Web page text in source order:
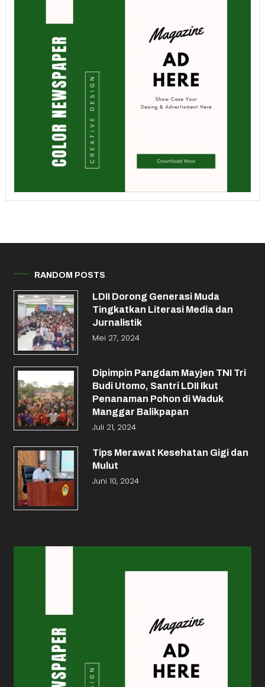
RANDOM POSTS
LDII Dorong Generasi Muda
Tingkatkan Literasi Media dan
Jurnalistik
Mei 27, 2024
Dipimpin Pangdam Mayjen TNI Tri
Budi Utomo, Santri LDII Ikut
Penanaman Pohon di Waduk
Manggar Balikpapan
Juli 21, 2024
Tips Merawat Kesehatan Gigi dan
Mulut
Juni 10, 2024